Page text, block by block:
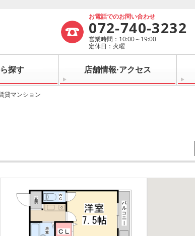
お電話でのお問い合わせ
072-740-3232
営業時間：10:00～19:00
定休日：火曜
探す 店舗情報·アクセス
貸マンション